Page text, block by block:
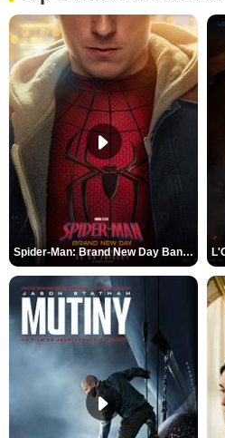
Spider-Man: Brand New Day Bande-annonce VO STFR